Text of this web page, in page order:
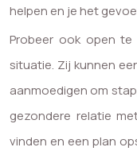
helpen en je het
Probeer ook open
situatie. Zij kunnen
aanmoedigen om
gezondere relatie
vinden en een plan